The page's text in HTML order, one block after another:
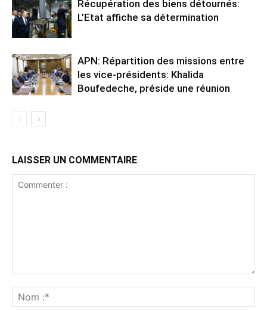
Récupération des biens détournés:
L’Etat affiche sa détermination
APN: Répartition des missions entre
les vice-présidents: Khalida
Boufedeche, préside une réunion
LAISSER UN COMMENTAIRE